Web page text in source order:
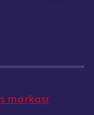
markası